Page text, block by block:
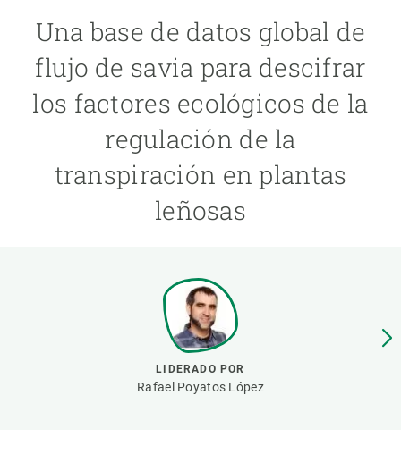
Una base de datos global de
flujo de savia para descifrar
los factores ecológicos de la
regulación de la
transpiración en plantas
leñosas
LIDERADO POR
Rafael Poyatos López
ÚNETE A NOSOTROS
PARTICIPA